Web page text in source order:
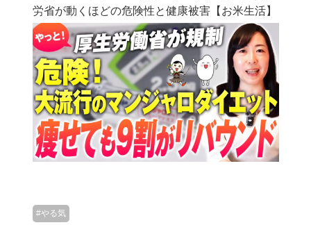
労省が動くほどの危険性と健康被害【お米生活】
#やる気